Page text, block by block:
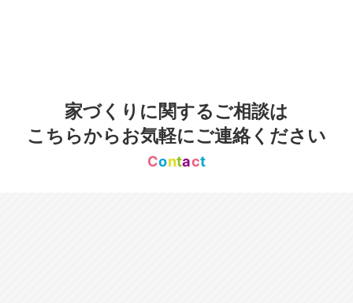
家づくりに関するご相談は
こちらからお気軽にご連絡ください
Contact